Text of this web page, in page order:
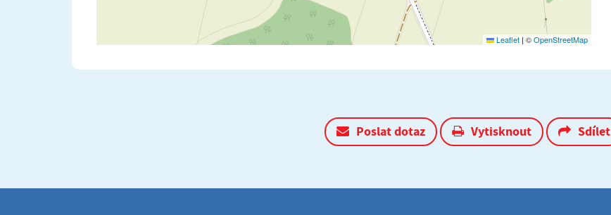
Leaflet | ©OpenStreetMap
Poslat dotaz Vytisknout Sdílet